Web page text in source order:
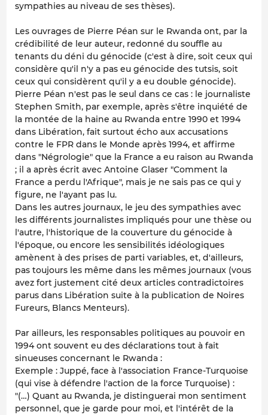
sympathies au niveau de ses thèses).
Les ouvrages de Pierre Péan sur le Rwanda ont, par la
crédibilité de leur auteur, redonné du souffle au
tenants du déni du génocide (c'est à dire, soit ceux qui
considère qu'il n'y a pas eu génocide des tutsis, soit
ceux qui considèrent qu'il y a eu double génocide).
Pierre Péan n'est pas le seul dans ce cas : le journaliste
Stephen Smith, par exemple, après s'être inquiété de
la montée de la haine au Rwanda entre 1990 et 1994
dans Libération, fait surtout écho aux accusations
contre le FPR dans le Monde après 1994, et affirme
dans "Négrologie" que la France a eu raison au Rwanda
; il a après écrit avec Antoine Glaser "Comment la
France a perdu l'Afrique", mais je ne sais pas ce qui y
figure, ne l'ayant pas lu.
Dans les autres journaux, le jeu des sympathies avec
les différents journalistes impliqués pour une thèse ou
l'autre, l'historique de la couverture du génocide à
l'époque, ou encore les sensibilités idéologiques
amènent à des prises de parti variables, et, d'ailleurs,
pas toujours les même dans les mêmes journaux (vous
avez fort justement cité deux articles contradictoires
parus dans Libération suite à la publication de Noires
Fureurs, Blancs Menteurs).
Par ailleurs, les responsables politiques au pouvoir en
1994 ont souvent eu des déclarations tout à fait
sinueuses concernant le Rwanda :
Exemple : Juppé, face à l'association France-Turquoise
(qui vise à défendre l'action de la force Turquoise) :
"(…) Quant au Rwanda, je distinguerai mon sentiment
personnel, que je garde pour moi, et l'intérêt de la